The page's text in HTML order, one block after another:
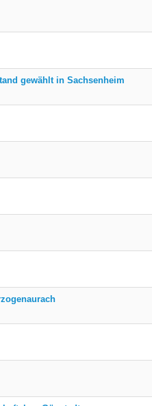
gewählt in Sachsenheim